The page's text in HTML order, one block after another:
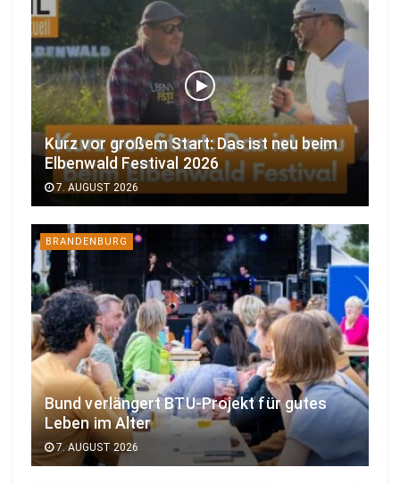
Kurz vor großem Start: Das ist neu beim
Elbenwald Festival 2026
7. AUGUST 2026
BRANDENBURG
Bund verlängert BTU-Projekt für gutes
Leben im Alter
7. AUGUST 2026